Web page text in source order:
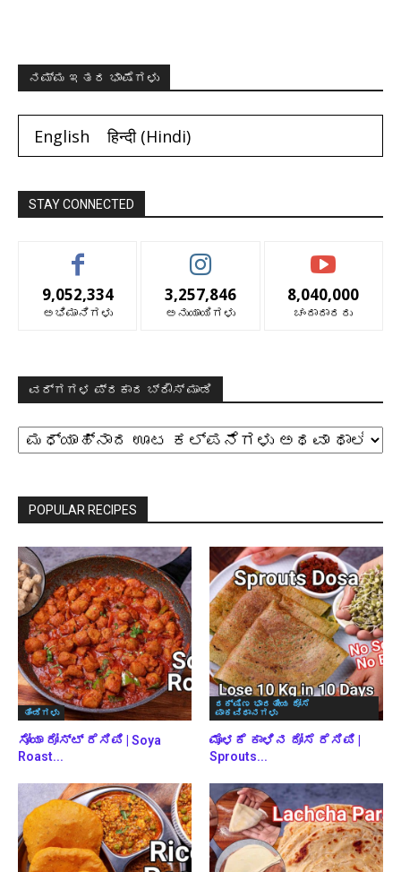
ನಮ್ಮ ಇತರ ಭಾಷೆಗಳು
English हिन्दी(Hindi)
STAY CONNECTED
9,052,334
ಅಭಿಮಾನಿಗಳು
3,257,846
ಅನುಯಾಯಿಗಳು
8,040,000
ಚಂದಾದಾರರು
ವರ್ಗಗಳ ಪ್ರಕಾರ ಬ್ರೌಸ್ ಮಾಡಿ
ವರ್ಗಗಳ
ಪ್ರಕಾರ
ಬ್ರೌಸ್
POPULAR RECIPES
ತಿಂಡಿಗಳು
ಸೋಯಾ ರೋಸ್ಟ್ ರೆಸಿಪಿ | Soya
Roast...
ದಕ್ಷಿಣ ಭಾರತೀಯ ದೋಸೆ
ಪಾಕವಿಧಾನಗಳು
ಮೊಳಕೆ ಕಾಳಿನ ದೋಸೆ ರೆಸಿಪಿ |
Sprouts...